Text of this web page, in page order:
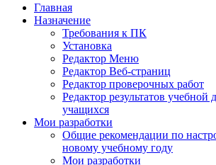
Главная
Назначение
Требования к ПК
Установка
Редактор Меню
Редактор Веб-страниц
Редактор проверочных работ
Редактор результатов учебной
учащихся
Мои разработки
Общие рекомендации по
новому учебному году
Мои разработки